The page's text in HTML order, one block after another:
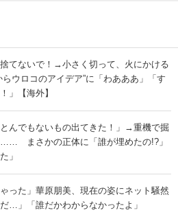
てないで！→小さく切って、火にかける
ウロコのアイデア”に「わあああ」「す
」【海外】
とんでもないもの出てきた！」→重機で掘
…… まさかの正体に「誰が埋めたの!?」
」
ゃった」華原朋美、現在の姿にネット騒然
だ…」「誰だかわからなかったよ」